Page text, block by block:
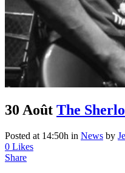
30 Août The
Posted at 14:50h in News by
0 Likes
Share